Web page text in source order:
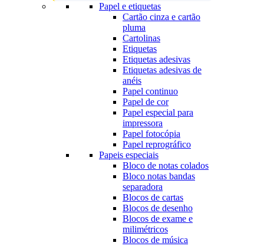
Papel e etiquetas
Cartão cinza e cartão
pluma
Cartolinas
Etiquetas
Etiquetas adesivas
Etiquetas adesivas de
anéis
Papel continuo
Papel de cor
Papel especial para
impressora
Papel fotocópia
Papel reprográfico
Papeis especiais
Bloco de notas colados
Bloco notas bandas
separadora
Blocos de cartas
Blocos de desenho
Blocos de exame e
milimétricos
Blocos de música